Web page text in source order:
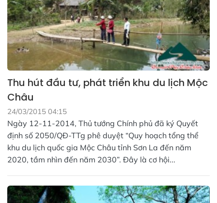
Thu hút đầu tư, phát triển khu du lịch Mộc
Châu
24/03/2015 04:15
Ngày 12-11-2014, Thủ tướng Chính phủ đã ký Quyết
định số 2050/QĐ-TTg phê duyệt “Quy hoạch tổng thể
khu du lịch quốc gia Mộc Châu tỉnh Sơn La đến năm
2020, tầm nhìn đến năm 2030”. Đây là cơ hội...